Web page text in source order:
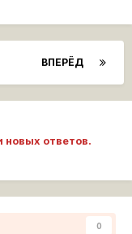
ВПЕРЁД
новых ответов.
0